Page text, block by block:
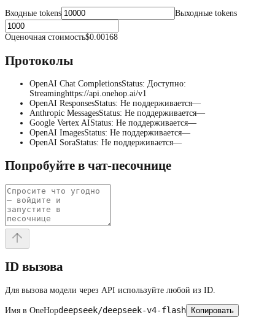
Входные tokens Выходные tokens
Оценочная стоимость$0.00168
Протоколы
OpenAI Chat CompletionsStatus: Доступно:
Streaminghttps://api.onehop.ai/v1
OpenAI ResponsesStatus: Не поддерживается—
Anthropic MessagesStatus: Не поддерживается—
Google Vertex AIStatus: Не поддерживается—
OpenAI ImagesStatus: Не поддерживается—
OpenAI SoraStatus: Не поддерживается—
Попробуйте в чат-песочнице
ID вызова
Для вызова модели через API используйте любой из ID.
Имя в OneHopdeepseek/deepseek-v4-flash Копировать